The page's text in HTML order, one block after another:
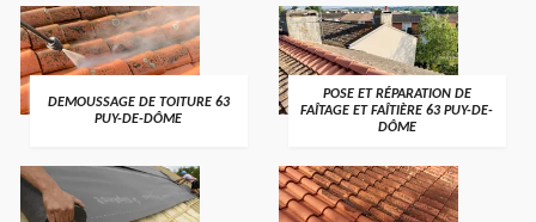
DEMOUSSAGE DE TOITURE 63
PUY-DE-DÔME
POSE ET RÉPARATION DE
FAÎTAGE ET FAÎTIÈRE 63 PUY-DE-
DÔME